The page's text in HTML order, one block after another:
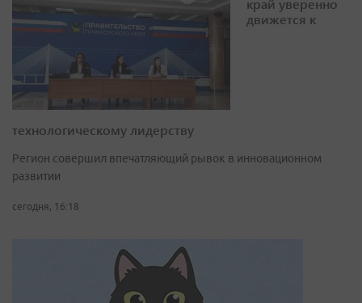
край уверенно
движется к
технологическому лидерству
Регион совершил впечатляющий рывок в инновационном
развитии
сегодня, 16:18